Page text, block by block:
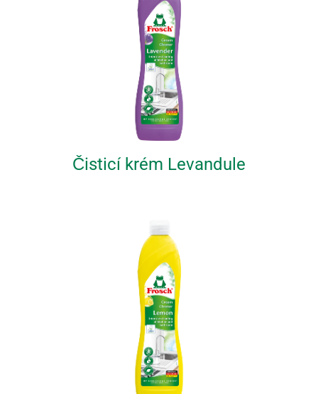
Čisticí krém Levandule